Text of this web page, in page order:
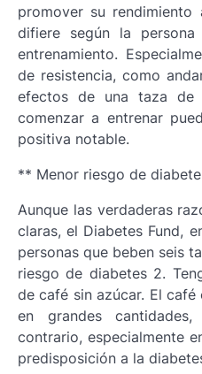
promover su
difiere según la
entrenamiento.
de resistencia, como
efectos de una taza
comenzar a entrenar
positiva notable.
** Menor riesgo de
Aunque las verdaderas
claras, el Diabetes Fund,
personas que beben seis
riesgo de diabetes 2.
de café sin azúcar. El
en grandes
contrario, especialmente
predisposición a la